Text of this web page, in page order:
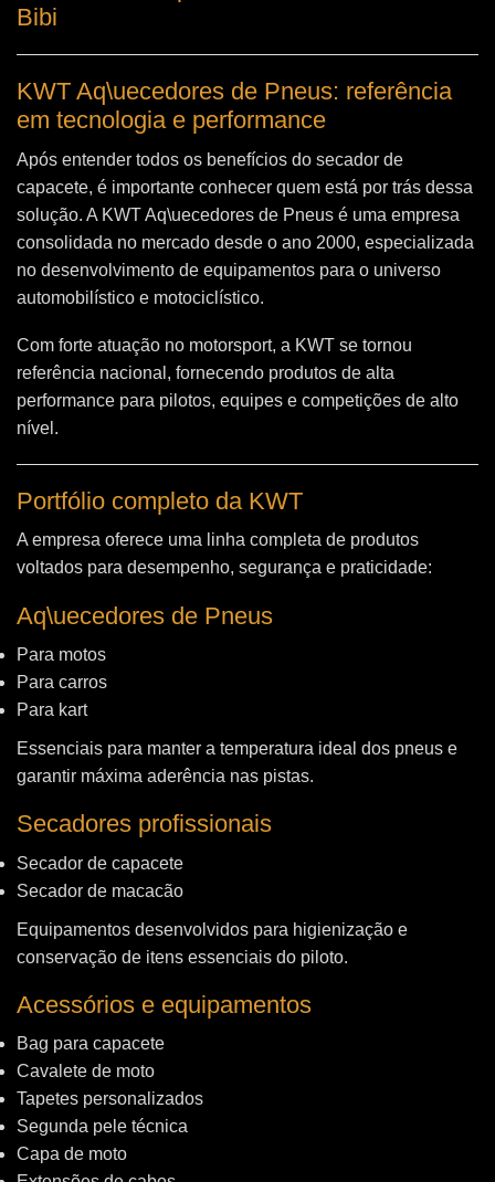
Bibi
KWT Aq\uecedores de Pneus: referência
em tecnologia e performance
Após entender todos os benefícios do secador de
capacete, é importante conhecer quem está por trás dessa
solução. A KWT Aq\uecedores de Pneus é uma empresa
consolidada no mercado desde o ano 2000, especializada
no desenvolvimento de equipamentos para o universo
automobilístico e motociclístico.
Com forte atuação no motorsport, a KWT se tornou
referência nacional, fornecendo produtos de alta
performance para pilotos, equipes e competições de alto
nível.
Portfólio completo da KWT
A empresa oferece uma linha completa de produtos
voltados para desempenho, segurança e praticidade:
Aq\uecedores de Pneus
Para motos
Para carros
Para kart
Essenciais para manter a temperatura ideal dos pneus e
garantir máxima aderência nas pistas.
Secadores profissionais
Secador de capacete
Secador de macacão
Equipamentos desenvolvidos para higienização e
conservação de itens essenciais do piloto.
Acessórios e equipamentos
Bag para capacete
Cavalete de moto
Tapetes personalizados
Segunda pele técnica
Capa de moto